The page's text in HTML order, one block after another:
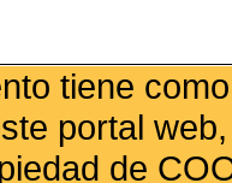
tiene
portal
de